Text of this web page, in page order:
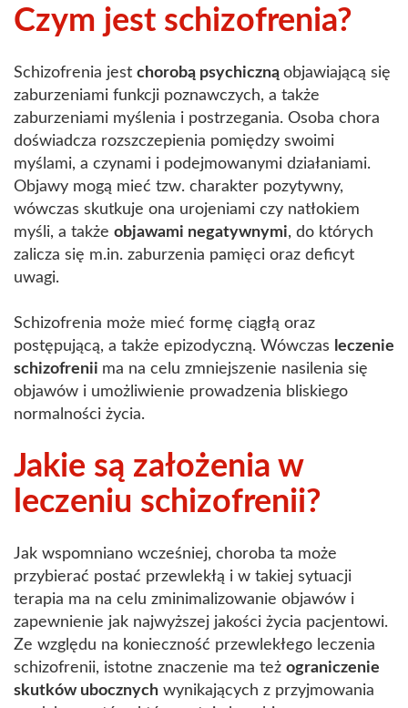
Czym jest schizofrenia?
Schizofrenia jest chorobą psychiczną objawiającą się
zaburzeniami funkcji poznawczych, a także
zaburzeniami myślenia i postrzegania. Osoba chora
doświadcza rozszczepienia pomiędzy swoimi
myślami, a czynami i podejmowanymi działaniami.
Objawy mogą mieć tzw. charakter pozytywny,
wówczas skutkuje ona urojeniami czy natłokiem
myśli, a także objawami negatywnymi, do których
zalicza się m.in. zaburzenia pamięci oraz deficyt
uwagi.
Schizofrenia może mieć formę ciągłą oraz
postępującą, a także epizodyczną. Wówczas leczenie
schizofrenii ma na celu zmniejszenie nasilenia się
objawów i umożliwienie prowadzenia bliskiego
normalności życia.
Jakie są założenia w
leczeniu schizofrenii?
Jak wspomniano wcześniej, choroba ta może
przybierać postać przewlekłą i w takiej sytuacji
terapia ma na celu zminimalizowanie objawów i
zapewnienie jak najwyższej jakości życia pacjentowi.
Ze względu na konieczność przewlekłego leczenia
schizofrenii, istotne znaczenie ma też ograniczenie
skutków ubocznych wynikających z przyjmowania